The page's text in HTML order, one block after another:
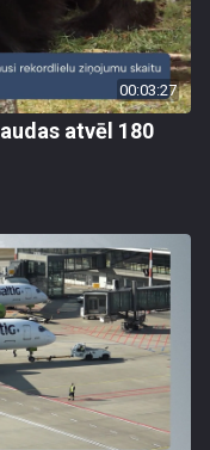
00:03:27
atvēl 180